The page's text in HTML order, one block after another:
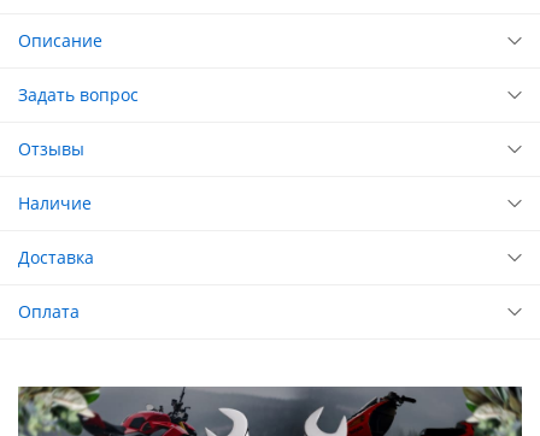
Описание
Задать вопрос
Отзывы
Наличие
Доставка
Оплата